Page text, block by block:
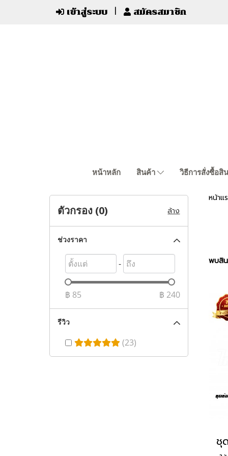
เข้าสู่ระบบ สมัครสมาชิก
หน้าหลัก สินค้า วิธีการสั่งซื้อสิ
หน้าแ
พบสิ
ตัวกรอง (0) ล้าง
ช่วงราคา
-
฿ 85 ฿ 240
รีวิว
(23)